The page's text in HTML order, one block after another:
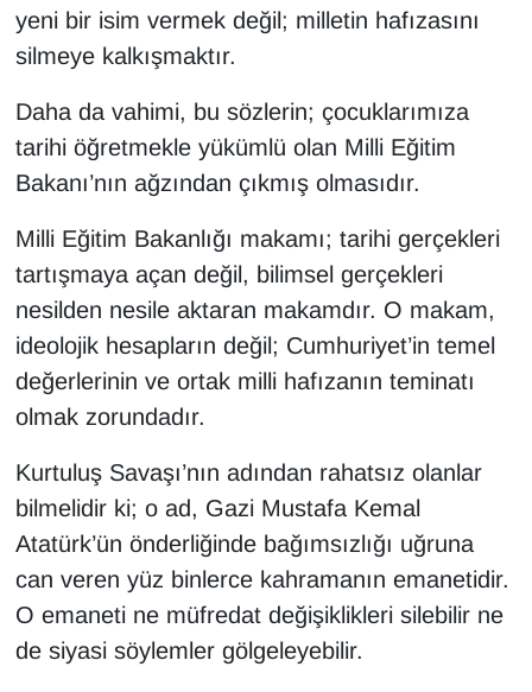
yeni bir isim vermek değil; milletin hafızasını
silmeye kalkışmaktır.
Daha da vahimi, bu sözlerin; çocuklarımıza
tarihi öğretmekle yükümlü olan Milli Eğitim
Bakanı’nın ağzından çıkmış olmasıdır.
Milli Eğitim Bakanlığı makamı; tarihi gerçekleri
tartışmaya açan değil, bilimsel gerçekleri
nesilden nesile aktaran makamdır. O makam,
ideolojik hesapların değil; Cumhuriyet’in temel
değerlerinin ve ortak milli hafızanın teminatı
olmak zorundadır.
Kurtuluş Savaşı’nın adından rahatsız olanlar
bilmelidir ki; o ad, Gazi Mustafa Kemal
Atatürk’ün önderliğinde bağımsızlığı uğruna
can veren yüz binlerce kahramanın emanetidir.
O emaneti ne müfredat değişiklikleri silebilir ne
de siyasi söylemler gölgeleyebilir.